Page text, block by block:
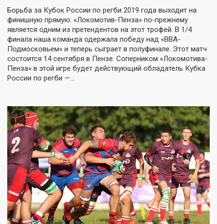
Борьба за Кубок России по регби 2019 года выходит на
финишную прямую. «Локомотив-Пенза» по-прежнему
является одним из претендентов на этот трофей. В 1/4
финала наша команда одержала победу над «ВВА-
Подмосковьем» и теперь сыграет в полуфинале. Этот матч
состоится 14 сентября в Пензе. Соперником «Локомотива-
Пенза» в этой игре будет действующий обладатель Кубка
России по регби —…